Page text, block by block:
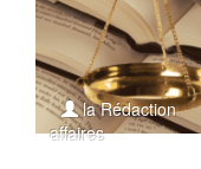
la Rédaction
affaires